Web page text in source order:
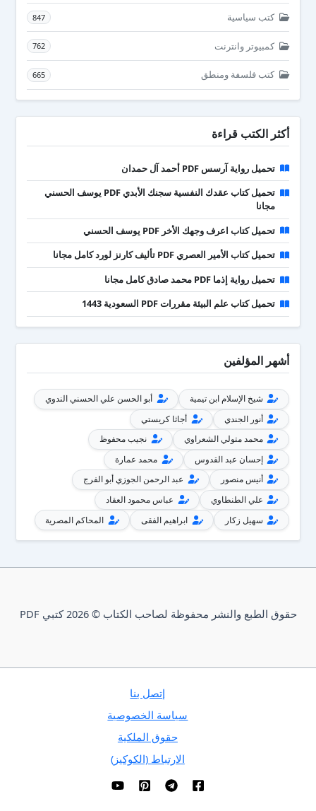
كتب سياسية 847
كمبيوتر وانترنت 762
كتب فلسفة ومنطق 665
أكثر الكتب قراءة
تحميل رواية آرسس PDF أحمد آل حمدان
تحميل كتاب عقدك النفسية سجنك الأبدي PDF يوسف الحسني
مجانا
تحميل كتاب اعرف وجهك الأخر PDF يوسف الحسني
تحميل كتاب الأمير العصري PDF تأليف كارنز لورد كامل مجانا
تحميل رواية إذما PDF محمد صادق كامل مجانا
تحميل كتاب علم البيئة مقررات PDF السعودية 1443
أشهر المؤلفين
شيخ الإسلام ابن تيمية
أبو الحسن علي الحسني الندوي
أنور الجندي
أجاثا كريستي
محمد متولي الشعراوي
نجيب محفوظ
إحسان عبد القدوس
محمد عمارة
أنيس منصور
عبد الرحمن الجوزي أبو الفرج
علي الطنطاوي
عباس محمود العقاد
سهيل زكار
ابراهيم الفقى المحاكم المصرية
حقوق الطبع والنشر محفوظة لصاحب الكتاب © 2026 كتبي PDF
إتصل بنا
سياسة الخصوصية
حقوق الملكية
الارتباط (الكوكيز)